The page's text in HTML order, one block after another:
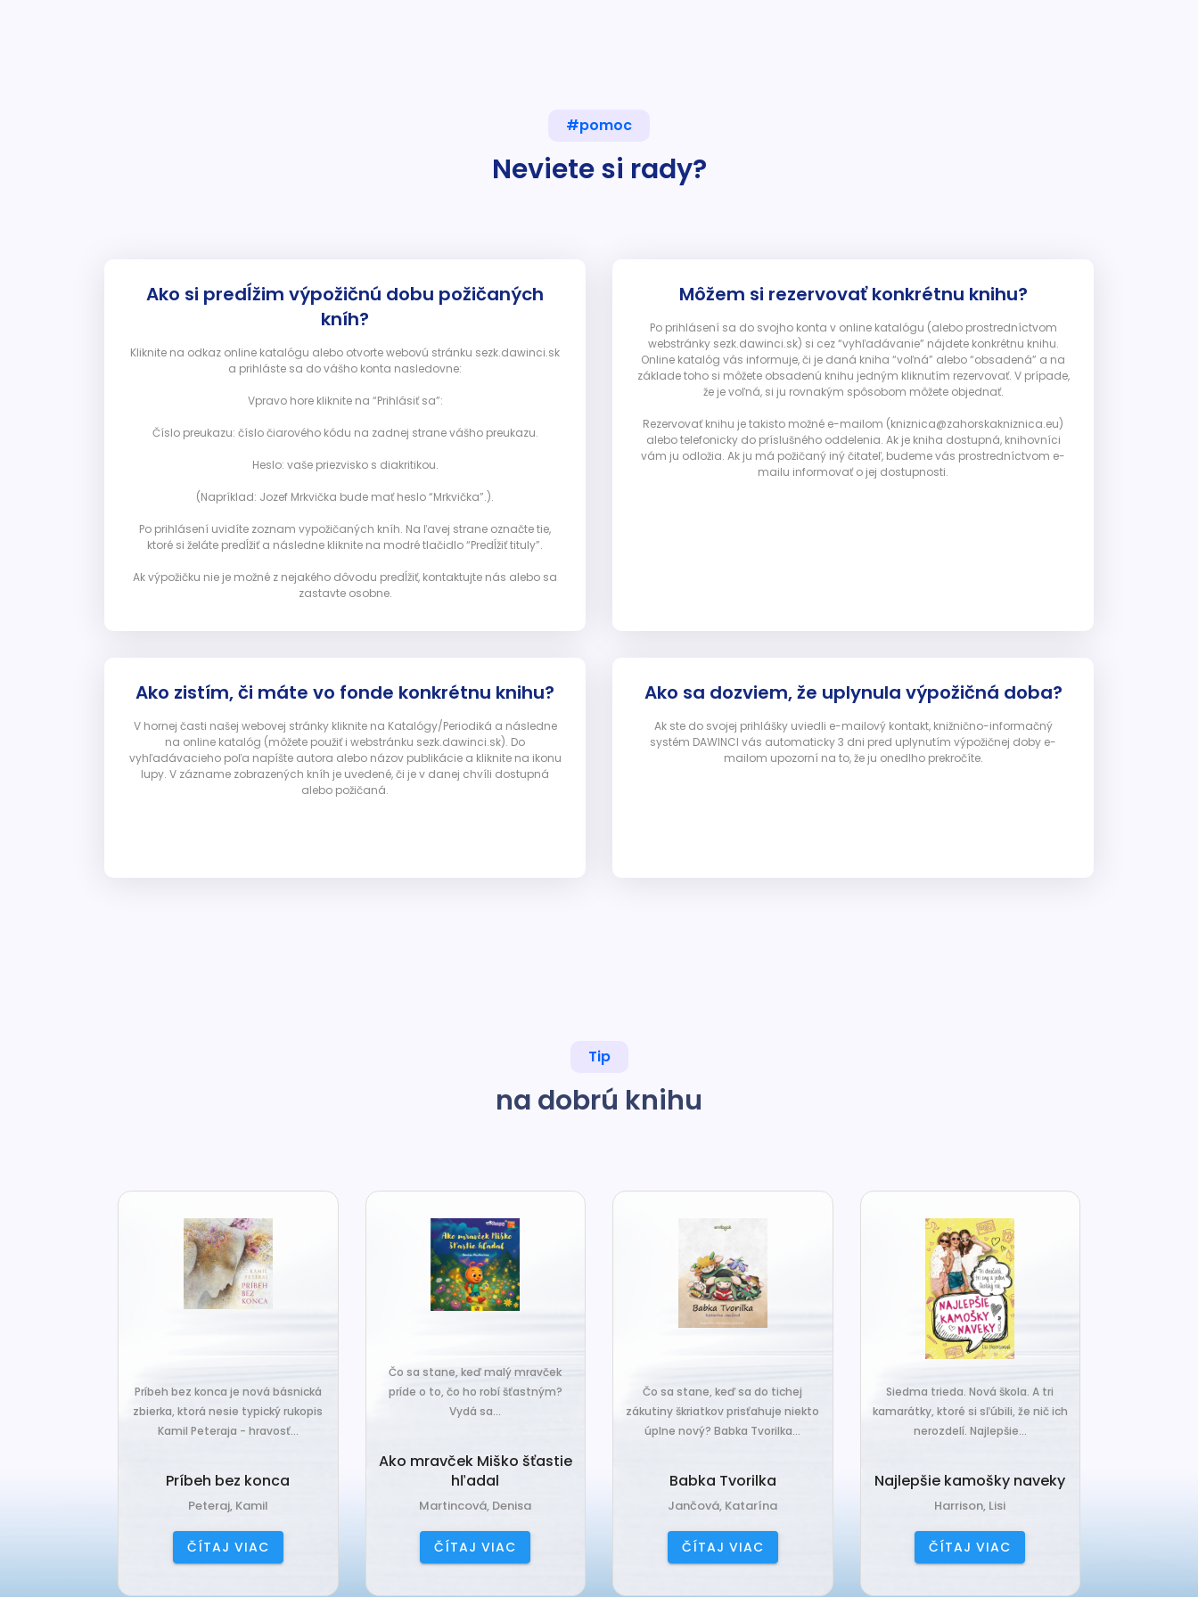
#pomoc
Neviete si rady?
Ako si predĺžim výpožičnú dobu požičaných
kníh?
Kliknite na odkaz online katalógu alebo otvorte webovú stránku sezk.dawinci.sk
a prihláste sa do vášho konta nasledovne:
Vpravo hore kliknite na “Prihlásiť sa”:
Číslo preukazu: číslo čiarového kódu na zadnej strane vášho preukazu.
Heslo: vaše priezvisko s diakritikou.
(Napríklad: Jozef Mrkvička bude mať heslo “Mrkvička”.).
Po prihlásení uvidíte zoznam vypožičaných kníh. Na ľavej strane označte tie,
ktoré si želáte predĺžiť a následne kliknite na modré tlačidlo “Predĺžiť tituly”.
Ak výpožičku nie je možné z nejakého dôvodu predĺžiť, kontaktujte nás alebo sa
zastavte osobne.
Môžem si rezervovať konkrétnu knihu?
Po prihlásení sa do svojho konta v online katalógu (alebo prostredníctvom
webstránky sezk.dawinci.sk) si cez “vyhľadávanie” nájdete konkrétnu knihu.
Online katalóg vás informuje, či je daná kniha “voľná” alebo “obsadená” a na
základe toho si môžete obsadenú knihu jedným kliknutím rezervovať. V prípade,
že je voľná, si ju rovnakým spôsobom môžete objednať.
Rezervovať knihu je takisto možné e-mailom (kniznica@zahorskakniznica.eu)
alebo telefonicky do príslušného oddelenia. Ak je kniha dostupná, knihovníci
vám ju odložia. Ak ju má požičaný iný čitateľ, budeme vás prostredníctvom e-
mailu informovať o jej dostupnosti.
Ako zistím, či máte vo fonde konkrétnu knihu?
V hornej časti našej webovej stránky kliknite na Katalógy/Periodiká a následne
na online katalóg (môžete použiť i webstránku sezk.dawinci.sk). Do
vyhľadávacieho poľa napíšte autora alebo názov publikácie a kliknite na ikonu
lupy. V zázname zobrazených kníh je uvedené, či je v danej chvíli dostupná
alebo požičaná.
Ako sa dozviem, že uplynula výpožičná doba?
Ak ste do svojej prihlášky uviedli e-mailový kontakt, knižnično-informačný
systém DAWINCI vás automaticky 3 dni pred uplynutím výpožičnej doby e-
mailom upozorní na to, že ju onedlho prekročíte.
Tip
na dobrú knihu
Príbeh bez konca je nová básnická
zbierka, ktorá nesie typický rukopis
Kamil Peteraja - hravosť...
Príbeh bez konca
Peteraj, Kamil
ČÍTAJ VIAC
Čo sa stane, keď malý mravček
príde o to, čo ho robí šťastným?
Vydá sa...
Ako mravček Miško šťastie
hľadal
Martincová, Denisa
ČÍTAJ VIAC
Čo sa stane, keď sa do tichej
zákutiny škriatkov prisťahuje niekto
úplne nový? Babka Tvorilka...
Babka Tvorilka
Jančová, Katarína
ČÍTAJ VIAC
Siedma trieda. Nová škola. A tri
kamarátky, ktoré si sľúbili, že nič ich
nerozdelí. Najlepšie...
Najlepšie kamošky naveky
Harrison, Lisi
ČÍTAJ VIAC